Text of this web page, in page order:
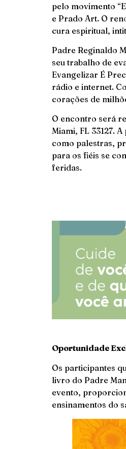
pelo movimento
e Prado Art. O
cura espiritual,
Padre Reginaldo
seu trabalho de
Evangelizar É
rádio e internet.
corações de
O encontro será
Miami, FL 33127.
como palestras,
para os fiéis se
feridas.
Oportunidade
Os participantes
livro do Padre
evento,
ensinamentos do